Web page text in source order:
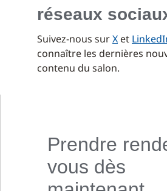
réseaux
Suivez-nous surX et
connaître les dernières
contenu du salon.
Prendre
vous dès